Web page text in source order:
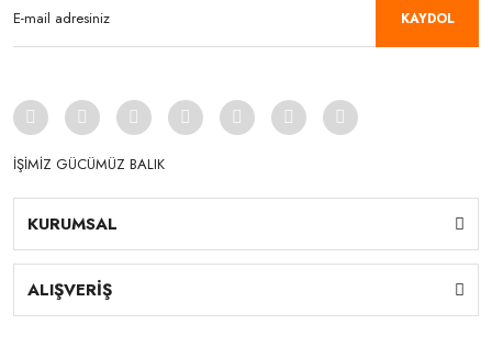
KAYDOL
İŞİMİZ GÜCÜMÜZ BALIK
KURUMSAL
ALIŞVERİŞ